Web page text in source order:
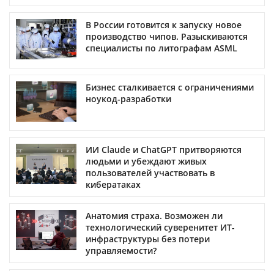
В России готовится к запуску новое
производство чипов. Разыскиваются
специалисты по литографам ASML
Бизнес сталкивается с ограничениями
ноукод-разработки
ИИ Claude и ChatGPT притворяются
людьми и убеждают живых
пользователей участвовать в
кибератаках
Анатомия страха. Возможен ли
технологический суверенитет ИТ-
инфраструктуры без потери
управляемости?